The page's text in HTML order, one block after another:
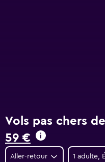
Vols pas chers
59 €
Aller-retour 1 adulte,